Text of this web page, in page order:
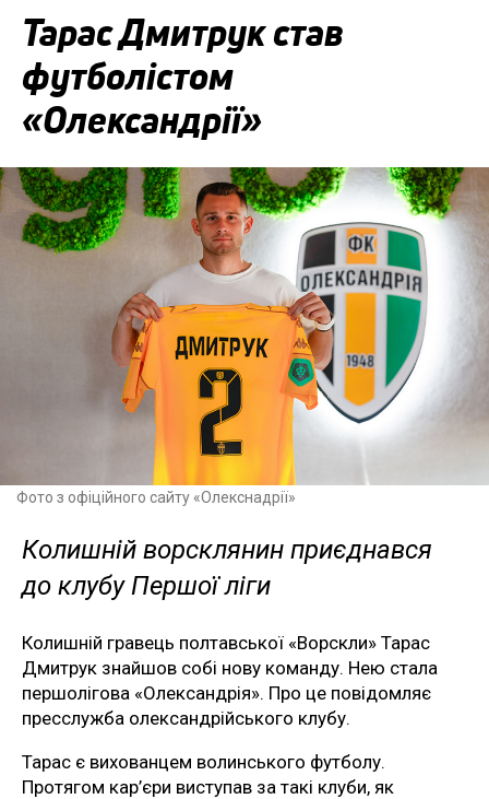
Тарас Дмитрук став
футболістом
«Олександрії»
Фото з офіційного сайту «Олекснадрії»
Колишній ворсклянин приєднався
до клубу Першої ліги
Колишній гравець полтавської «Ворскли» Тарас
Дмитрук знайшов собі нову команду. Нею стала
першолігова «Олександрія». Про це повідомляє
пресслужба олександрійського клубу.
Тарас є вихованцем волинського футболу.
Протягом кар’єри виступав за такі клуби, як